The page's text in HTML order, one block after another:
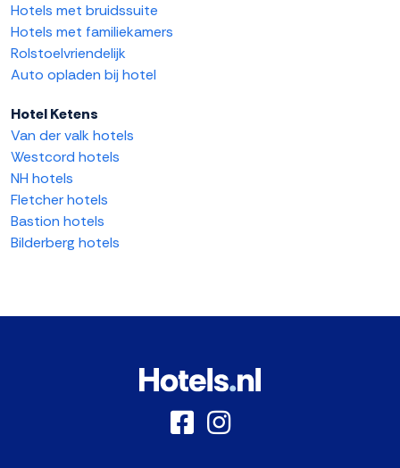
Hotels met bruidssuite
Hotels met familiekamers
Rolstoelvriendelijk
Auto opladen bij hotel
Hotel Ketens
Van der valk hotels
Westcord hotels
NH hotels
Fletcher hotels
Bastion hotels
Bilderberg hotels